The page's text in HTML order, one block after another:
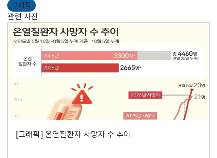
그래픽
관련 사진
[그래픽] 온열질환자 사망자 수 추이